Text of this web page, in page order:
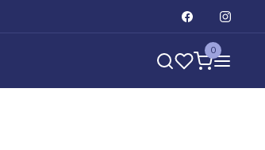
0